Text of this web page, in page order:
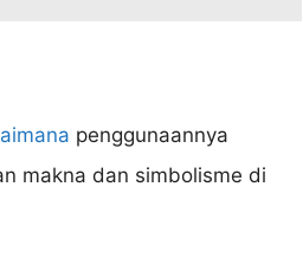
penggunaannya
makna dan simbolisme di